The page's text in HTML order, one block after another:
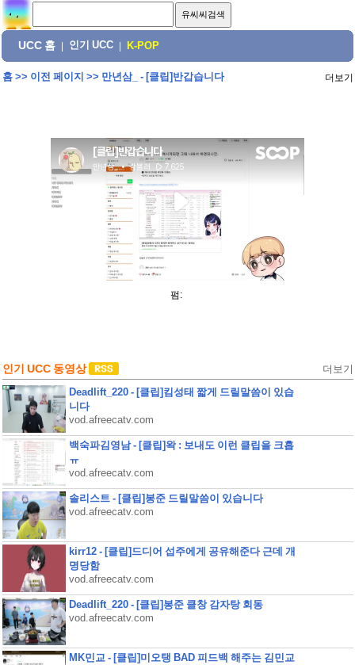
UCC 홈 인기 UCC K-POP
홈>> 이전 페이지 >> 만년삼_ - [클립]반갑습니다 더보기
펌:
인기 UCC 동영상 더보기
Deadlift_220 - [클립]킴성태 짧게 드릴말씀이 있습
니다
vod.afreecatv.com
백숙파김영남 - [클립]왁 : 보내도 이런 클립을 크흡
ㅠ
vod.afreecatv.com
솔리스트 - [클립]봉준 드릴말씀이 있습니다
vod.afreecatv.com
kirr12 - [클립]드디어 섭주에게 공유해준다 근데 개
명당함
vod.afreecatv.com
Deadlift_220 - [클립]봉준 클창 감자탕 회동
vod.afreecatv.com
MK민교 - [클립]미오탱 BAD 피드백 해주는 김민교